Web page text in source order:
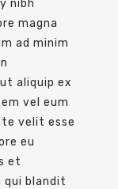
nibh
magna
ad minim
aliquip ex
vel eum
velit esse
eu
et
qui blandit